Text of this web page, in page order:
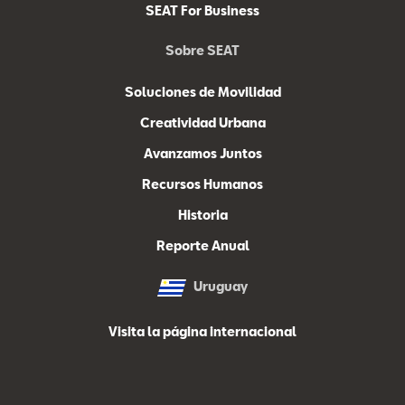
SEAT For Business
Sobre SEAT
Soluciones de Movilidad
Creatividad Urbana
Avanzamos Juntos
Recursos Humanos
Historia
Reporte Anual
Uruguay
Visita la página internacional